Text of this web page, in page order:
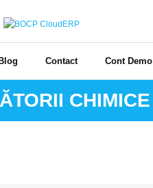
Blog Contact Cont Demo
CHIMICE